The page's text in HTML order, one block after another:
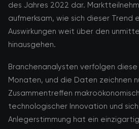
des Jahres 2022 dar.
aufmerksam, wie sich dieser Trend
Auswirkungen weit über den
hinausgehen.
Branchenanalysten verfolgen diese
Monaten, und die Daten zeichnen
Zusammentreffen
technologischer Innovation und
Anlegerstimmung hat ein